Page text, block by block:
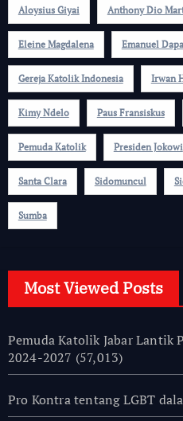
Aloysius Giyai Anthony Dio
Eleine Magdalena Emanuel
Gereja Katolik Indonesia Irwan
Kimy Ndelo Paus Fransiskus
Pemuda Katolik Presiden Jokowi
Santa Clara Sidomuncul
Sumba
Most Viewed Posts
Pemuda Katolik Jabar Lantik
2024-2027 (57,013)
Pro Kontra tentang LGBT